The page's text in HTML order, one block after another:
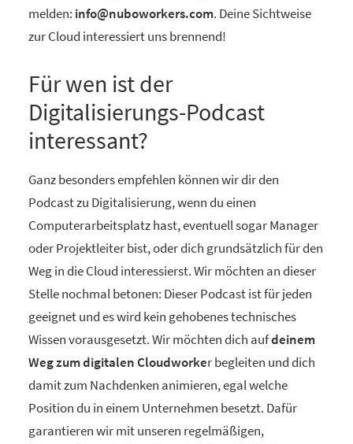
melden: info@nuboworkers.com. Deine Sichtweise
zur Cloud interessiert uns brennend!
Für wen ist der
Digitalisierungs-Podcast
interessant?
Ganz besonders empfehlen können wir dir den
Podcast zu Digitalisierung, wenn du einen
Computerarbeitsplatz hast, eventuell sogar Manager
oder Projektleiter bist, oder dich grundsätzlich für den
Weg in die Cloud interessierst. Wir möchten an dieser
Stelle nochmal betonen: Dieser Podcast ist für jeden
geeignet und es wird kein gehobenes technisches
Wissen vorausgesetzt. Wir möchten dich aufdeinem
Weg zum digitalen Cloudworker begleiten und dich
damit zum Nachdenken animieren, egal welche
Position du in einem Unternehmen besetzt. Dafür
garantieren wir mit unseren regelmäßigen,